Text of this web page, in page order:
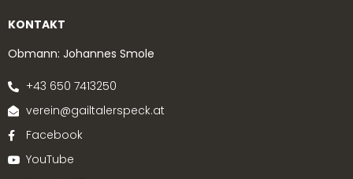
KONTAKT
Obmann: Johannes Smole
+43 650 7413250
verein@gailtalerspeck.at
Facebook
YouTube